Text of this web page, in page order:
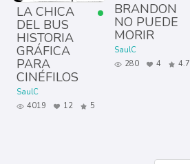
LA CHICA
DEL BUS
HISTORIA
GRÁFICA
PARA
CINÉFILOS
SaulC
4019
12 5
BRANDON
NO PUEDE
MORIR
SaulC
280
4 4.7